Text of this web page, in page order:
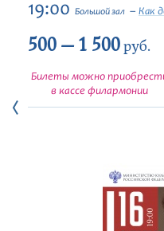
Абонементы
Контакты
19:00 Большой зал Как
500 — 1 500руб.
Билеты можно
в кассе филармонии